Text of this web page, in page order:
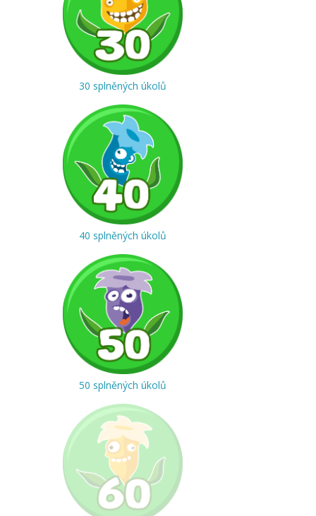
30 splněných úkolů
40 splněných úkolů
50 splněných úkolů